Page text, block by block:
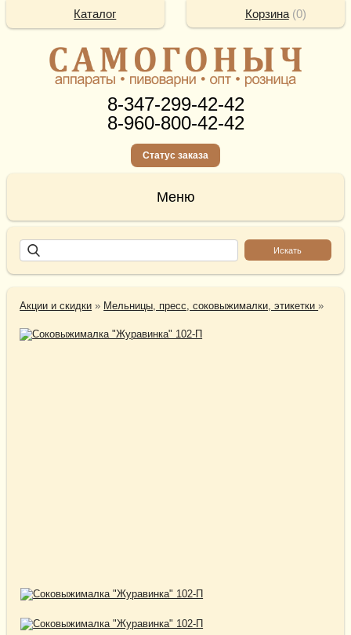
8-347-299-42-42
8-960-800-42-42
Статус заказа
Акции и скидки » Мельницы, пресс, соковыжималки, этикетки»
Корзина(0)
Каталог